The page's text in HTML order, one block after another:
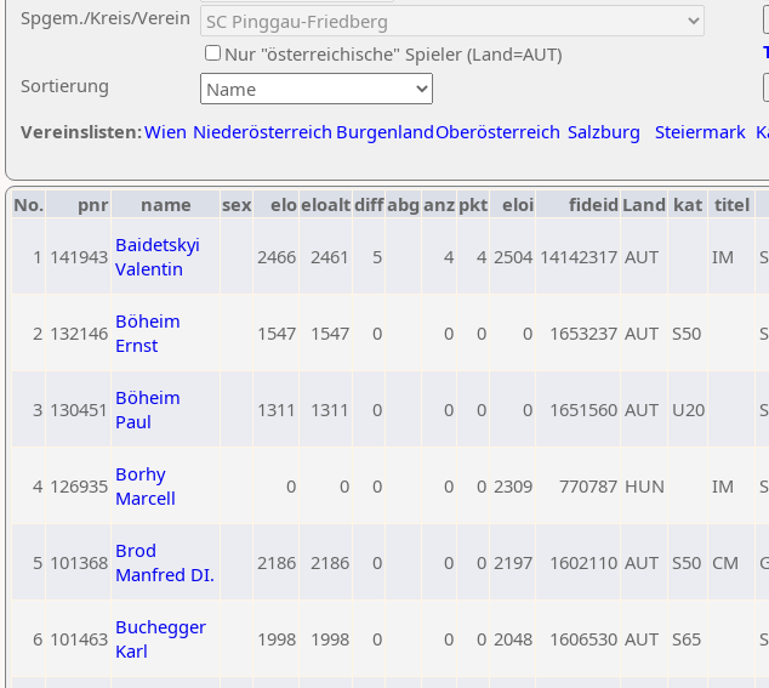
Sortierung
Spgem./Kreis/Verein
Nur "österreichische" Spieler (Land=AUT)
Vereinslisten:Wien Niederösterreich BurgenlandOberösterreich Salzburg Steiermark
No. pnr name sex eloeloaltdiffabg anz pkt eloi fideid Land kat titel
1 141943 Baidetskyi
Valentin
2466 2461 5 4 4 2504 14142317 AUT IM
2 132146 Böheim
Ernst
1547 1547 0 0 0 0 1653237 AUT S50
3 130451 Böheim
Paul
1311 1311 0 0 0 0 1651560 AUT U20
4 126935 Borhy
Marcell
0 0 0 0 0 2309 770787 HUN IM
5 101368 Brod
Manfred DI.
2186 2186 0 0 0 2197 1602110 AUT S50 CM
6 101463 Buchegger
Karl
1998 1998 0 0 0 2048 1606530 AUT S65